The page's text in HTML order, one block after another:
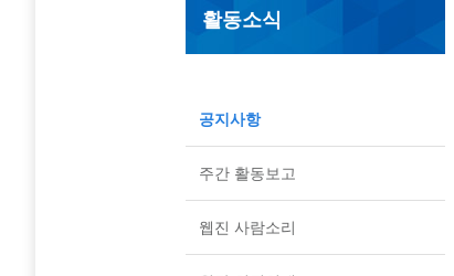
활동소식
공지사항
주간 활동보고
웹진 사람소리